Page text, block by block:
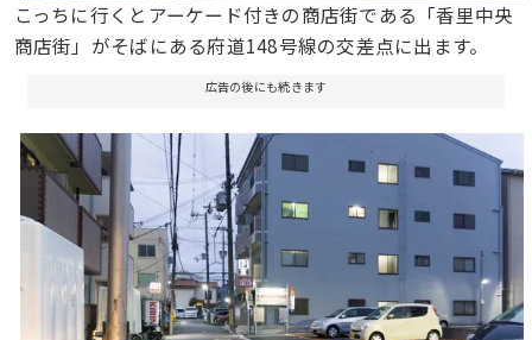
こっちに行くとアーケード付きの商店街である「香里中央
商店街」がそばにある府道148号線の交差点に出ます。
広告の後にも続きます